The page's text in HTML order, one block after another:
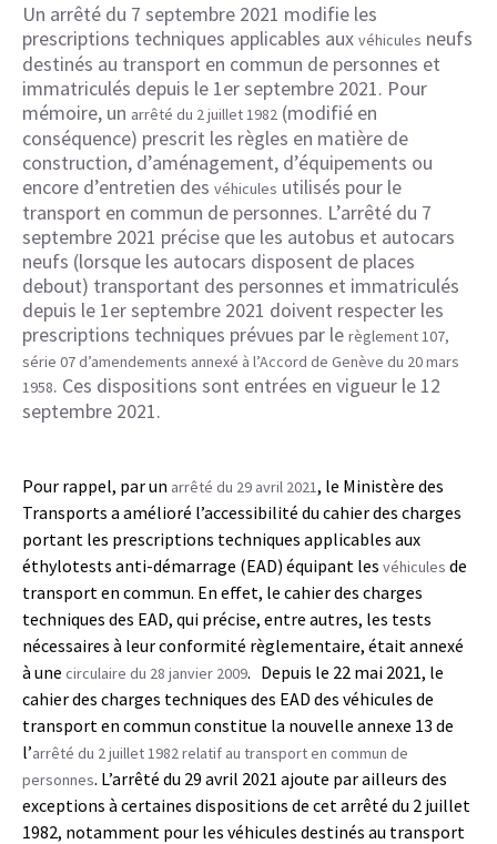
Un arrêté du 7 septembre 2021 modifie les
prescriptions techniques applicables aux véhicules neufs
destinés au transport en commun de personnes et
immatriculés depuis le 1er septembre 2021. Pour
mémoire, un arrêté du 2 juillet 1982 (modifié en
conséquence) prescrit les règles en matière de
construction, d’aménagement, d’équipements ou
encore d’entretien des véhicules utilisés pour le
transport en commun de personnes. L’arrêté du 7
septembre 2021 précise que les autobus et autocars
neufs (lorsque les autocars disposent de places
debout) transportant des personnes et immatriculés
depuis le 1er septembre 2021 doivent respecter les
prescriptions techniques prévues par le règlement 107,
série 07 d’amendements annexé à l’Accord de Genève du 20 mars
1958. Ces dispositions sont entrées en vigueur le 12
septembre 2021.
Pour rappel, par un arrêté du 29 avril 2021, le Ministère des
Transports a amélioré l’accessibilité du cahier des charges
portant les prescriptions techniques applicables aux
éthylotests anti-démarrage (EAD) équipant les véhicules de
transport en commun. En effet, le cahier des charges
techniques des EAD, qui précise, entre autres, les tests
nécessaires à leur conformité règlementaire, était annexé
à une circulaire du 28 janvier 2009. Depuis le 22 mai 2021, le
cahier des charges techniques des EAD des véhicules de
transport en commun constitue la nouvelle annexe 13 de
l’arrêté du 2 juillet 1982 relatif au transport en commun de
personnes. L’arrêté du 29 avril 2021 ajoute par ailleurs des
exceptions à certaines dispositions de cet arrêté du 2 juillet
1982, notamment pour les véhicules destinés au transport